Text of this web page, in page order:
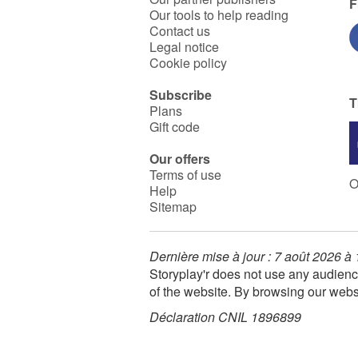
Our tools to help reading
Contact us
Legal notice
Cookie policy
Subscribe
Plans
Gift code
Our offers
Terms of use
Help
Sitemap
Dernière mise à jour : 7 août 2026 à
Storyplay'r does not use any
of the website. By browsing our
Déclaration CNIL 1896899